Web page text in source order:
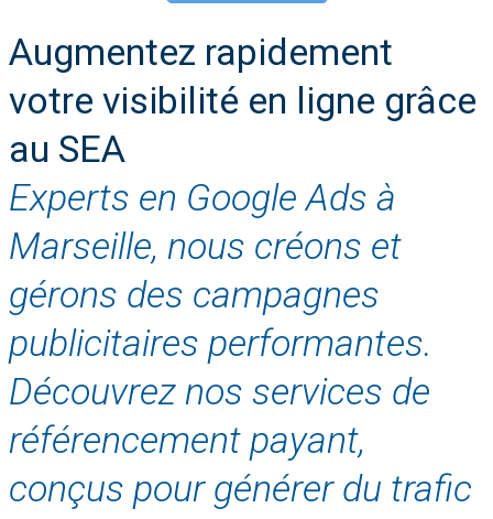
Augmentez rapidement
votre visibilité en ligne grâce
au SEA
Experts en Google Ads à
Marseille, nous créons et
gérons des campagnes
publicitaires performantes.
Découvrez nos services de
référencement payant,
conçus pour générer du trafic